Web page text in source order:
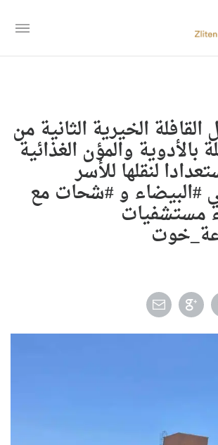
الخيرية الثانية من
بالأدوية والمؤن الغذائية
لنقلها للأسر
#البيضاء و #شحات مع
مستشفيات